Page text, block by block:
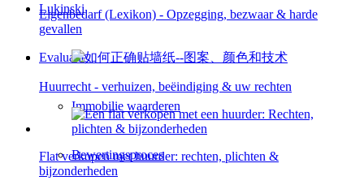
Lukinski
Evaluatie
Immobilie waarderen
Bewertingsproces
Eigenbedarf (Lexikon) - Opzegging, bezwaar & harde
gevallen
Huurrecht - verhuizen, beëindiging & uw rechten
Flat verkopen met huurder: rechten, plichten &
bijzonderheden